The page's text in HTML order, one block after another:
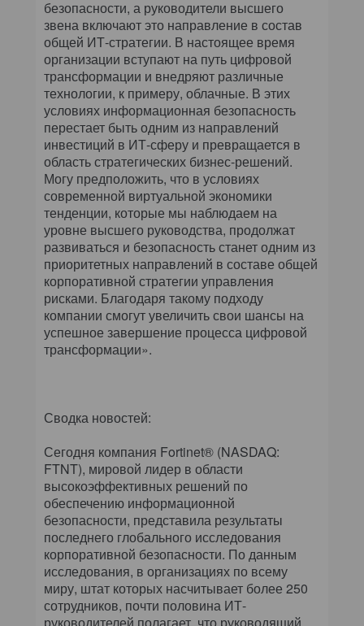
безопасности, а руководители высшего
звена включают это направление в состав
общей ИТ-стратегии. В настоящее время
организации вступают на путь цифровой
трансформации и внедряют различные
технологии, к примеру, облачные. В этих
условиях информационная безопасность
перестает быть одним из направлений
инвестиций в ИТ-сферу и превращается в
область стратегических бизнес-решений.
Могу предположить, что в условиях
современной виртуальной экономики
тенденции, которые мы наблюдаем на
уровне высшего руководства, продолжат
развиваться и безопасность станет одним из
приоритетных направлений в составе общей
корпоративной стратегии управления
рисками. Благодаря такому подходу
компании смогут увеличить свои шансы на
успешное завершение процесса цифровой
трансформации».
Сводка новостей:
Сегодня компания Fortinet® (NASDAQ:
FTNT), мировой лидер в области
высокоэффективных решений по
обеспечению информационной
безопасности, представила результаты
последнего глобального исследования
корпоративной безопасности. По данным
исследования, в организациях по всему
миру, штат которых насчитывает более 250
сотрудников, почти половина ИТ-